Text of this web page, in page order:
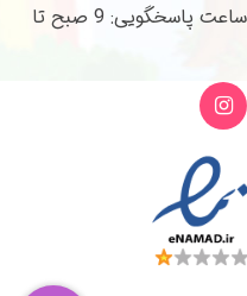
شماره تماس: 01333570388 - ساعت پاسخگویی: 9 صبح تا